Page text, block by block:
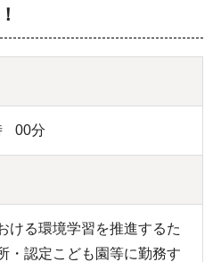
00分
ける環境学習を推進するた
・認定こども園等に勤務す